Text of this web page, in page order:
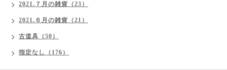
2021.７月の雑貨（23）
2021.６月の雑貨（21）
古道具（50）
指定なし（176）